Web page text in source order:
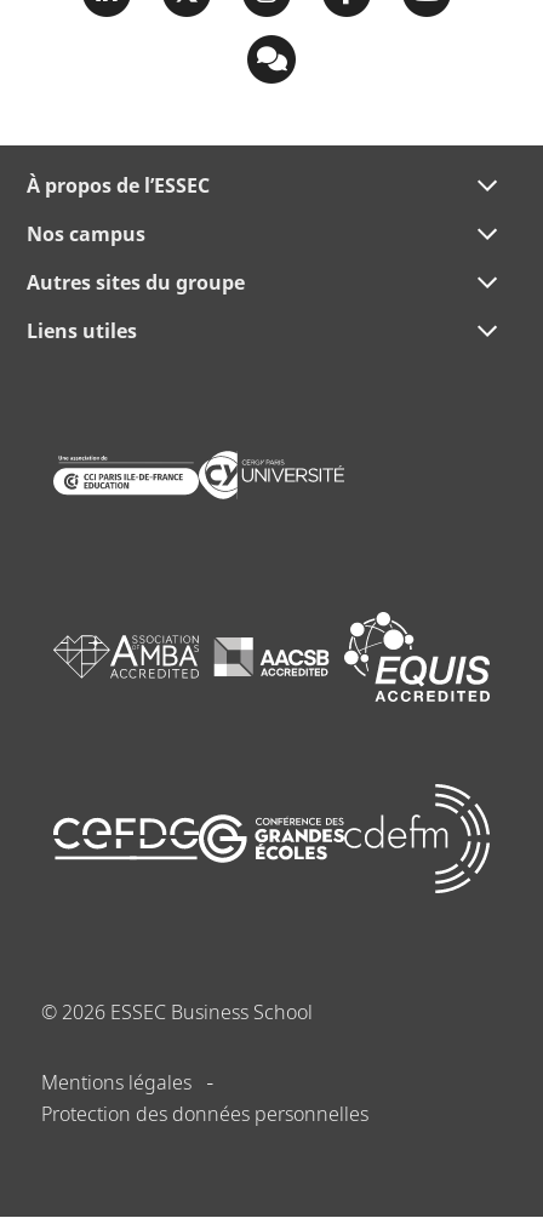
À propos de l’ESSEC
Nos campus
Autres sites du groupe
Liens utiles
© 2026 ESSEC Business School
Mentions légales
Protection des données personnelles